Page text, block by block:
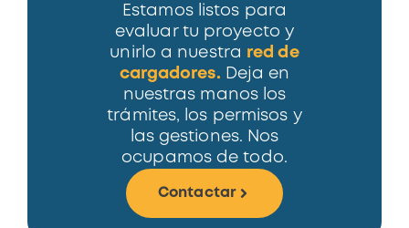
Estamos listos para
evaluar tu proyecto y
unirlo a nuestra red de
cargadores. Deja en
nuestras manos los
trámites, los permisos y
las gestiones. Nos
ocupamos de todo.
Contactar